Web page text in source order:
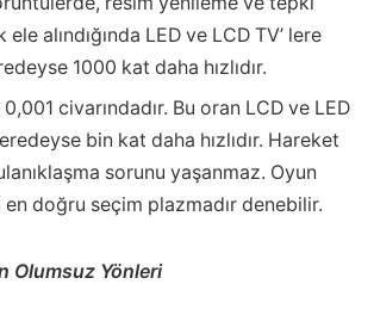
alındığında LED ve LCD TV’ lere
1000 kat daha hızlıdır.
civarındadır. Bu oran LCD ve LED
bin kat daha hızlıdır. Hareket
sorunu yaşanmaz. Oyun
doğru seçim plazmadır denebilir.
Olumsuz Yönleri